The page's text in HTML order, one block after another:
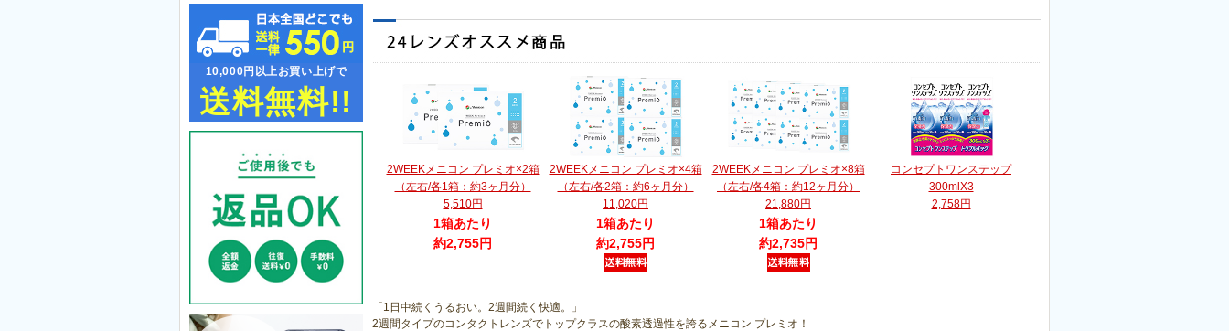
10,000円以上お買い上げで
送料無料!!
2WEEKメニコン プレミオ×2箱
（左右/各1箱：約3ヶ月分）
5,510円
1箱あたり
約2,755円
2WEEKメニコン プレミオ×4箱
（左右/各2箱：約6ヶ月分）
11,020円
1箱あたり
約2,755円
2WEEKメニコン プレミオ×8箱
（左右/各4箱：約12ヶ月分）
21,880円
1箱あたり
約2,735円
コンセプトワンステップ
300mlX3
2,758円
「1日中続くうるおい。2週間続く快適。」
2週間タイプのコンタクトレンズでトップクラスの酸素透過性を誇るメニコン プレミオ！